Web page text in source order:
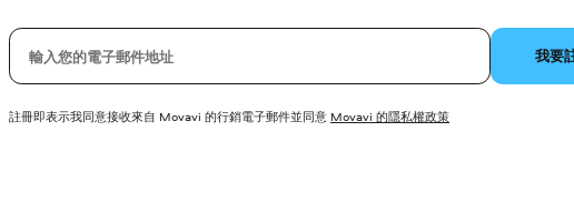
您的電子郵件 我要
註冊即表示我同意接收來自 Movavi 的行銷電子郵件並同意 Movavi 的隱私權政策